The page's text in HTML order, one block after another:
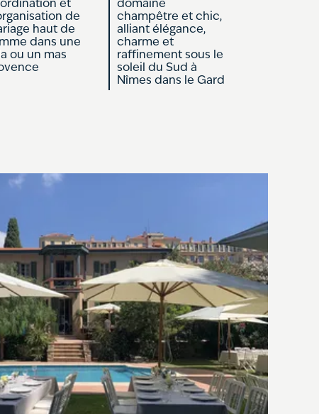
et
de
haut de
dans une
ou un mas
domaine
champêtre et chic,
alliant élégance,
charme et
raffinement sous le
soleil du Sud à
Nîmes dans le Gard